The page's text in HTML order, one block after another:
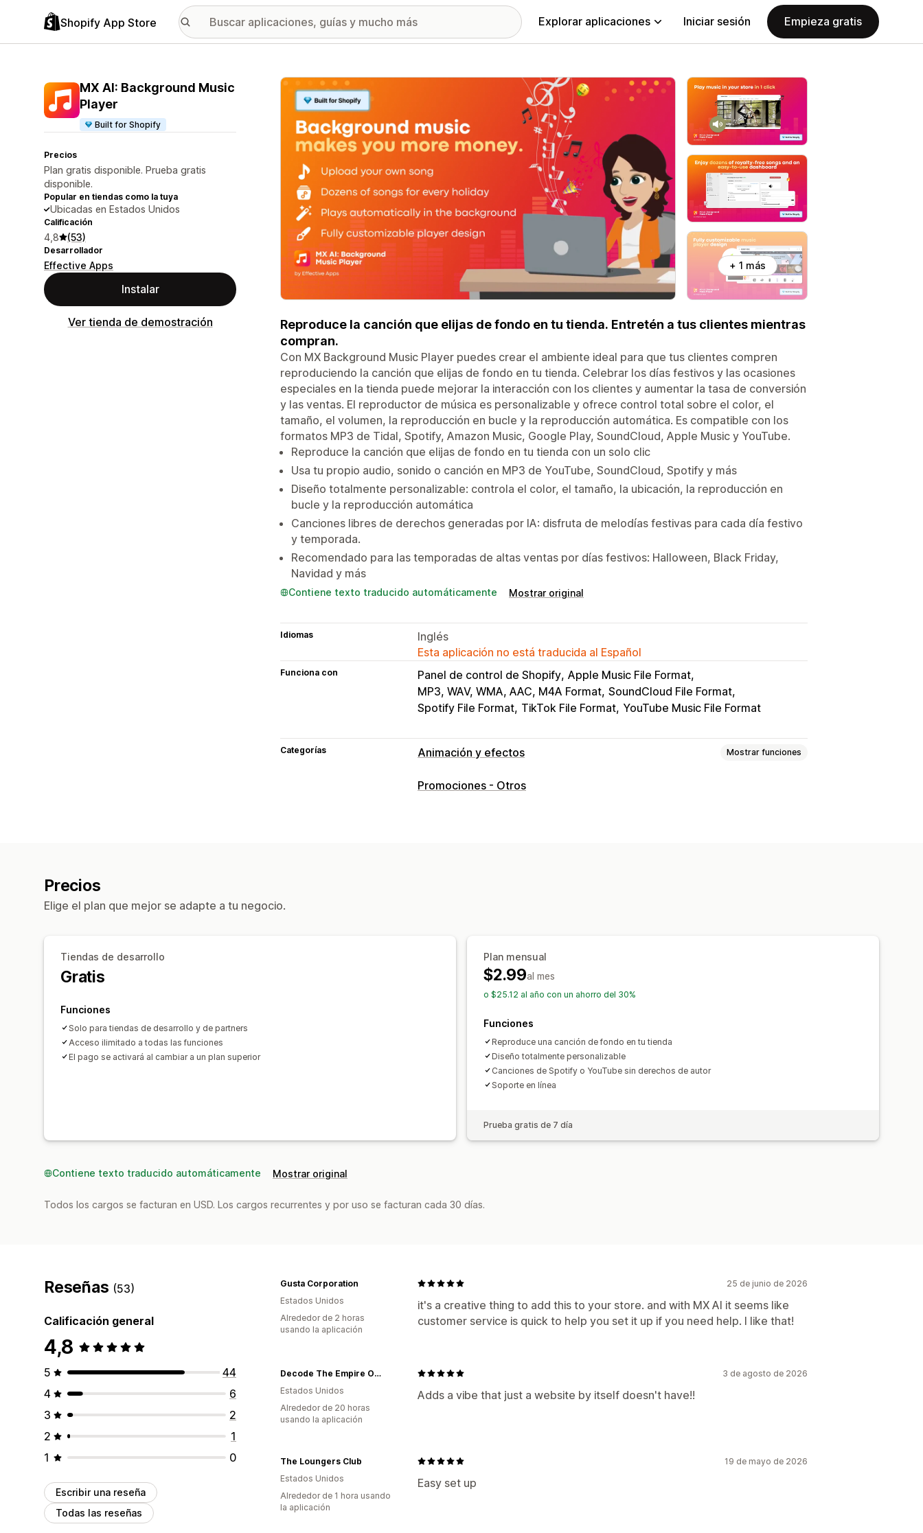
Shopify App Store Explorar aplicaciones Iniciar sesión Empieza gratis
MX AI: Background Music
Player
Built for Shopify
Precios
Plan gratis disponible. Prueba gratis
disponible.
Popular en tiendas como la tuya
Ubicadas en Estados Unidos
Calificación
4,8 (53)
Desarrollador
Effective Apps
Instalar
Ver tienda de demostración
Galería de imágenes destacadas
+ 1 más
Reproduce la canción que elijas de fondo en tu tienda. Entretén a tus clientes mientras
compran.
Con MX Background Music Player puedes crear el ambiente ideal para que tus clientes compren
reproduciendo la canción que elijas de fondo en tu tienda. Celebrar los días festivos y las ocasiones
especiales en la tienda puede mejorar la interacción con los clientes y aumentar la tasa de conversión
y las ventas. El reproductor de música es personalizable y ofrece control total sobre el color, el
tamaño, el volumen, la reproducción en bucle y la reproducción automática. Es compatible con los
formatos MP3 de Tidal, Spotify, Amazon Music, Google Play, SoundCloud, Apple Music y YouTube.
Reproduce la canción que elijas de fondo en tu tienda con un solo clic
Usa tu propio audio, sonido o canción en MP3 de YouTube, SoundCloud, Spotify y más
Diseño totalmente personalizable: controla el color, el tamaño, la ubicación, la reproducción en
bucle y la reproducción automática
Canciones libres de derechos generadas por IA: disfruta de melodías festivas para cada día festivo
y temporada.
Recomendado para las temporadas de altas ventas por días festivos: Halloween, Black Friday,
Navidad y más
Contiene texto traducido automáticamente Mostrar original
Idiomas
Inglés
Esta aplicación no está traducida al Español
Funciona con Panel de control de Shopify Apple Music File Format
MP3, WAV, WMA, AAC, M4A Format SoundCloud File Format
Spotify File Format TikTok File Format YouTube Music File Format
Categorías Animación y efectos Mostrar funciones
Personalización
Promociones - Otros
Precios
Elige el plan que mejor se adapte a tu negocio.
Tiendas de desarrollo
Gratis
Funciones
Solo para tiendas de desarrollo y de partners
Acceso ilimitado a todas las funciones
El pago se activará al cambiar a un plan superior
Plan mensual
$2.99al mes
o $25.12 al año con un ahorro del 30%
Funciones
Reproduce una canción de fondo en tu tienda
Diseño totalmente personalizable
Canciones de Spotify o YouTube sin derechos de autor
Soporte en línea
Prueba gratis de 7 día
Contiene texto traducido automáticamente Mostrar original
Todos los cargos se facturan en USD. Los cargos recurrentes y por uso se facturan cada 30 días.
Reseñas (53)
Calificación general
4,8
5
44
4
6
3
2
2
1
1
0
Escribir una reseña
Todas las reseñas
25 de junio de 2026
it's a creative thing to add this to your store. and with MX AI it seems like
customer service is quick to help you set it up if you need help. I like that!
Gusta Corporation
Estados Unidos
Alrededor de 2 horas
usando la aplicación
3 de agosto de 2026
Adds a vibe that just a website by itself doesn't have!!
Decode The Empire Original And Custom Apparel
Estados Unidos
Alrededor de 20 horas
usando la aplicación
19 de mayo de 2026
Easy set up
The Loungers Club
Estados Unidos
Alrededor de 1 hora usando
la aplicación